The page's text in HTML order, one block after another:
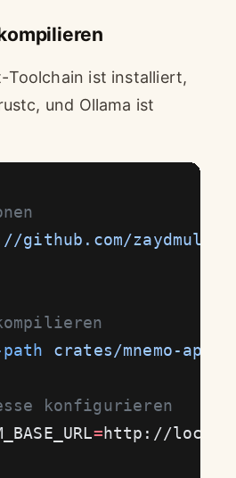
Toolchain ist installiert,
und Ollama ist
github.com/
crates/mnemo-api
konfigurieren
=http://